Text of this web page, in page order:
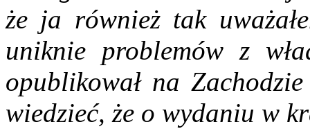
że ja również tak
uniknie problemów z
opublikował na
wiedzieć, że o wydaniu w